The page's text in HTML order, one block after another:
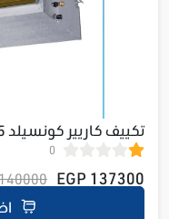
53QDMA6T60N-528
0
137300 EGP
EGP